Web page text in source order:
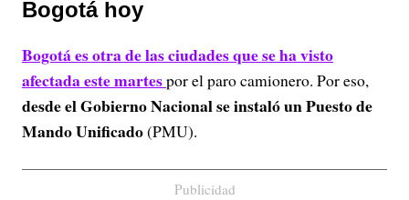
Bogotá hoy
Bogotáes otra de las ciudades que se ha visto
afectada este martespor el paro camionero. Por eso,
desde el Gobierno Nacional se instaló un Puesto de
Mando Unificado(PMU).
Publicidad